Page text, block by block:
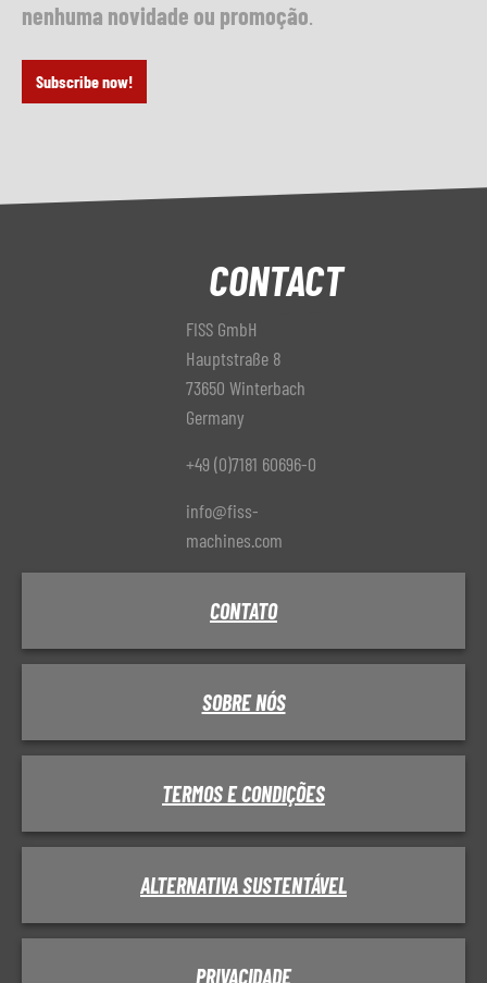
nenhuma novidade ou promoção
Subscribe now!
CONTACT
FISS GmbH
Hauptstraße 8
73650 Winterbach
Germany
+49 (0)7181 60696-0
info@fiss-
machines.com
CONTATO
SOBRE NÓS
TERMOS E CONDIÇÕES
ALTERNATIVA SUSTENTÁVEL
PRIVACIDADE